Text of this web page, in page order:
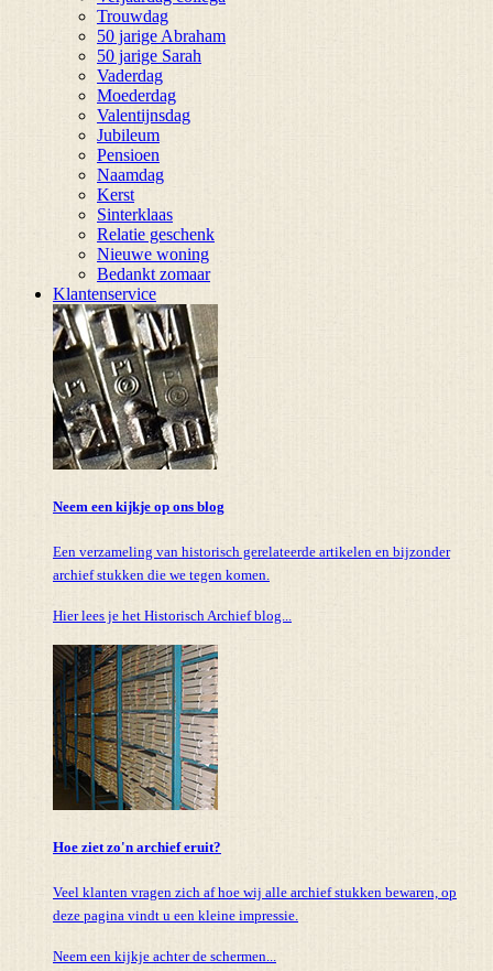
Trouwdag
50 jarige Abraham
50 jarige Sarah
Vaderdag
Moederdag
Valentijnsdag
Jubileum
Pensioen
Naamdag
Kerst
Sinterklaas
Relatie geschenk
Nieuwe woning
Bedankt zomaar
Klantenservice
Neem een kijkje op ons blog
Een verzameling van historisch gerelateerde artikelen en bijzonder
archief stukken die we tegen komen.
Hier lees je het Historisch Archief blog...
Hoe ziet zo'n archief eruit?
Veel klanten vragen zich af hoe wij alle archief stukken bewaren, op
deze pagina vindt u een kleine impressie.
Neem een kijkje achter de schermen...